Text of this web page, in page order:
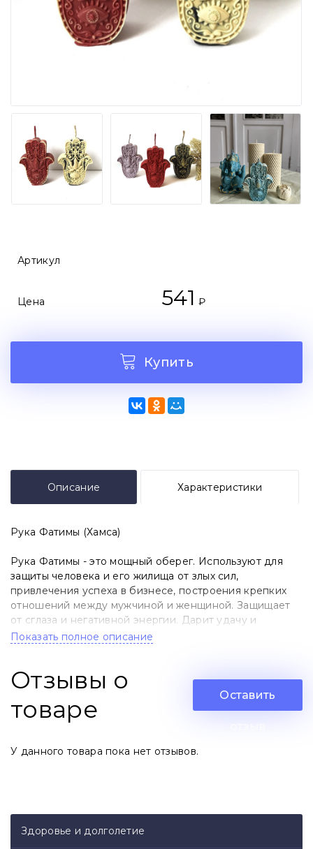
Здоровье и долголетие
Артикул
Цена 541 ₽
Купить
Описание Характеристики
Рука Фатимы (Хамса)
Рука Фатимы - это мощный оберег. Используют для
защиты человека и его жилища от злых сил,
привлечения успеха в бизнесе, построения крепких
отношений между мужчиной и женщиной. Защищает
от сглаза и негативной энергии. Дарит удачу и
благополучие. От болезней, травм, наговоров, интриг
дружелюбие и открытость.
Талисман имеет важное значение практически во всех
известных мировых религиях: исламе, иудаизме,
качестве которой жена обрела верность мужа.
Показать полное описание
Отзывы о
товаре
Оставить
У данного товара пока нет отзывов.